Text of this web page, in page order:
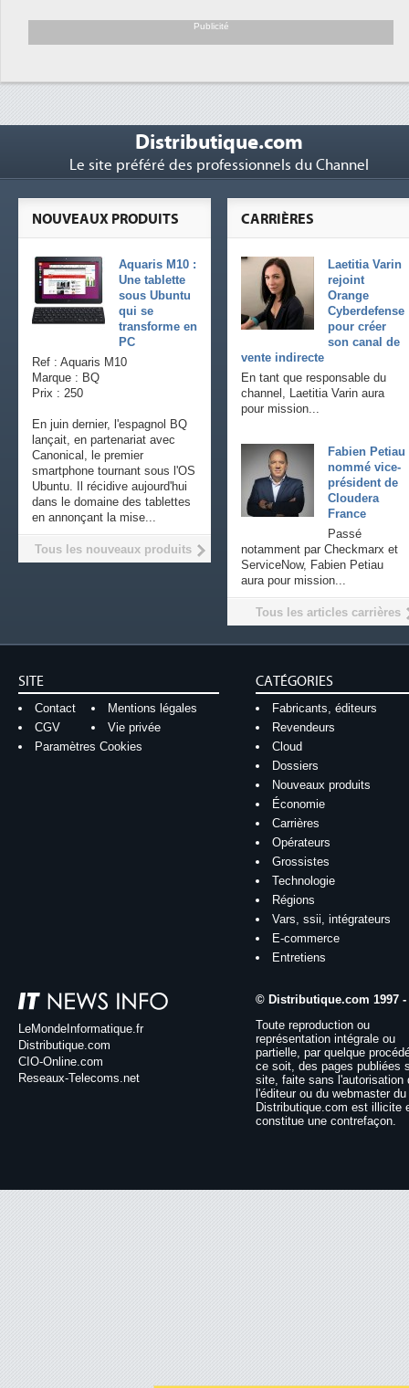
soutient les...
Publicité
Distributique.com
Le site préféré des professionnels du Channel
CARRIÈRES
Laetitia Varin
rejoint
Orange
Cyberdefense
pour créer
son canal de
vente indirecte
En tant que responsable du
channel, Laetitia Varin aura
pour mission...
Fabien Petiau
nommé vice-
président de
Cloudera
France
Passé
notamment par Checkmarx et
ServiceNow, Fabien Petiau
aura pour mission...
Tous les articles carrières
NOUVEAUX PRODUITS
Aquaris M10 :
Une tablette
sous Ubuntu
qui se
transforme en
PC
Ref : Aquaris M10
Marque : BQ
Prix : 250
En juin dernier, l'espagnol BQ
lançait, en partenariat avec
Canonical, le premier
smartphone tournant sous l'OS
Ubuntu. Il récidive aujourd'hui
dans le domaine des tablettes
en annonçant la mise...
Tous les nouveaux produits
SITE
Contact
Mentions légales
CGV
Vie privée
Paramètres Cookies
CATÉGORIES
Fabricants, éditeurs
Revendeurs
Cloud
Dossiers
Nouveaux produits
Économie
Carrières
Opérateurs
Grossistes
Technologie
Régions
Vars, ssii, intégrateurs
E-commerce
Entretiens
LeMondeInformatique.fr
Distributique.com
CIO-Online.com
Reseaux-Telecoms.net
© Distributique.com 1997 -
Toute reproduction ou
représentation intégrale ou
partielle, par quelque
ce soit, des pages publiées
site, faite sans l'autorisation
l'éditeur ou du webmaster
Distributique.com est illicite
constitue une contrefaçon.